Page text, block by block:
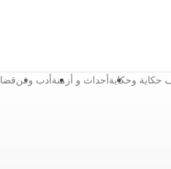
أدب وفنأحداث و أزمنةحكاية وحكاية